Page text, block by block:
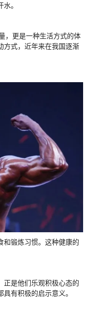
。
，更是一种生活方式的体
方式，近年来在我国逐渐
和锻炼习惯。这种健康的
正是他们乐观积极心态的
有积极的启示意义。